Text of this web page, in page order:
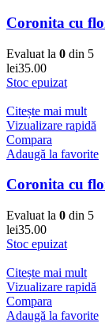
Coronita cu
Evaluat la 0 din 5
lei35.00
Stoc epuizat
Citește mai mult
Vizualizare rapidă
Compara
Adaugă la favorite
Coronita cu
Evaluat la 0 din 5
lei35.00
Stoc epuizat
Citește mai mult
Vizualizare rapidă
Compara
Adaugă la favorite